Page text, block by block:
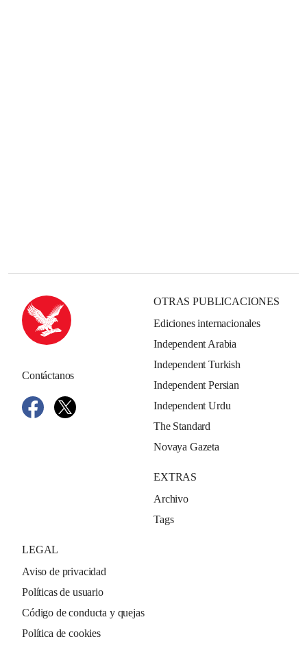
Contáctanos
OTRAS PUBLICACIONES
Ediciones internacionales
Independent Arabia
Independent Turkish
Independent Persian
Independent Urdu
The Standard
Novaya Gazeta
EXTRAS
Archivo
Tags
LEGAL
Aviso de privacidad
Políticas de usuario
Código de conducta y quejas
Política de cookies